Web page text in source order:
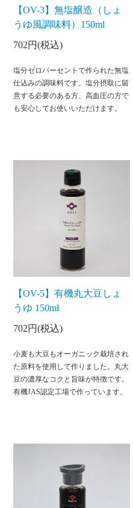
【OV-3】無塩醸造（しょ
うゆ風調味料）150ml
702円(税込)
塩分ゼロパーセントで作られた無塩
仕込みの調味料です。塩分摂取に留
意する必要のある方、高血圧の方で
も安心してお使いいただけます。
【OV-5】有機丸大豆しょ
うゆ 150ml
702円(税込)
小麦も大豆もオーガニック栽培され
た原料を使用して作りました。丸大
豆の濃厚なコクと旨味が特徴です。
有機JAS認定工場で作っています。